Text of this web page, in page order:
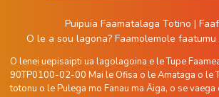
Puipuia Faamatalaga Totino |
O le a sou lagona? Faamolemole
O lenei uepisaipti ua lagolagoina e le Tupe
90TP0100-02-00 Mai le Ofisa o le Amataga o le
totonu o le Pulega mo Fanau ma Āiga, o se